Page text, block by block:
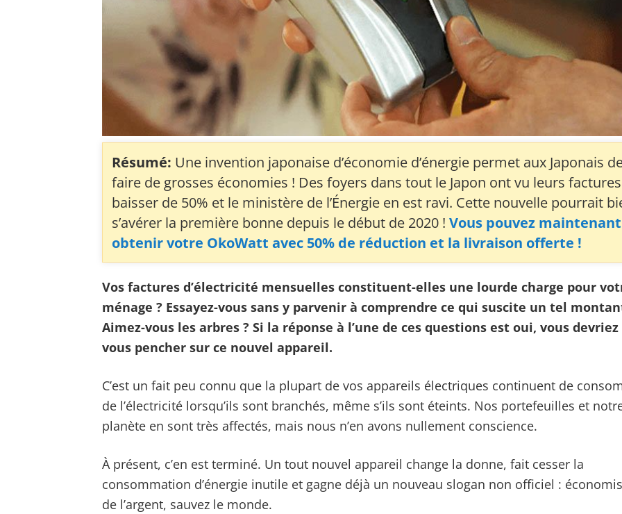
Résumé: Une invention japonaise d’économie d’énergie permet aux Japonais
faire de grosses économies ! Des foyers dans tout le Japon ont vu leurs factures
baisser de 50% et le ministère de l’Énergie en est ravi. Cette nouvelle pourrait
s’avérer la première bonne depuis le début de 2020 ! Vous pouvez maintenant
obtenir votre OkoWatt avec 50% de réduction et la livraison offerte !
Vos factures d’électricité mensuelles constituent-elles une lourde charge pour
ménage ? Essayez-vous sans y parvenir à comprendre ce qui suscite un tel
Aimez-vous les arbres ? Si la réponse à l’une de ces questions est oui, vous devriez
vous pencher sur ce nouvel appareil.
C’est un fait peu connu que la plupart de vos appareils électriques continuent de
de l’électricité lorsqu’ils sont branchés, même s’ils sont éteints. Nos portefeuilles et
planète en sont très affectés, mais nous n’en avons nullement conscience.
À présent, c’en est terminé. Un tout nouvel appareil change la donne, fait cesser la
consommation d’énergie inutile et gagne déjà un nouveau slogan non officiel :
de l’argent, sauvez le monde.